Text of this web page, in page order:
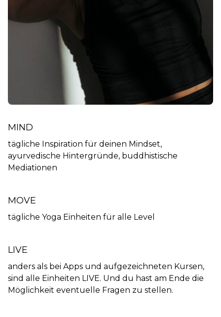
MIND
tägliche Inspiration für deinen Mindset,
ayurvedische Hintergründe, buddhistische
Mediationen
MOVE
tägliche Yoga Einheiten für alle Level
LIVE
anders als bei Apps und aufgezeichneten Kursen,
sind alle Einheiten LIVE. Und du hast am Ende die
Möglichkeit eventuelle Fragen zu stellen.